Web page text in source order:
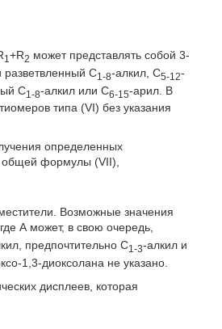
1+R2 может представлять собой 3-
разветвленный C1-8-алкил, C5-12-
C1-8-алкил или С6-15-арил. В
типа (VI) без указания
определенных
общей формулы (VII),
Возможные значения
А может, в свою очередь,
предпочтительно C1-3-алкил и
1,3-диоксолана не указано.
дисплеев, которая